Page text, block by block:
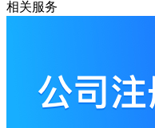
相关服务